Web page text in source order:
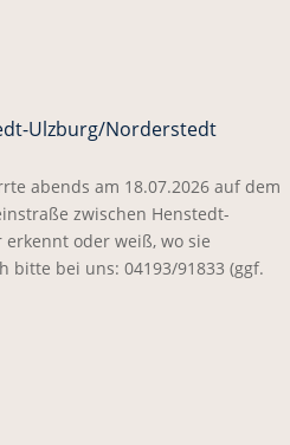
Ulzburg/Norderstedt
abends am 18.07.2026 auf dem
zwischen Henstedt-
oder weiß, wo sie
bitte bei uns: 04193/91833 (ggf.